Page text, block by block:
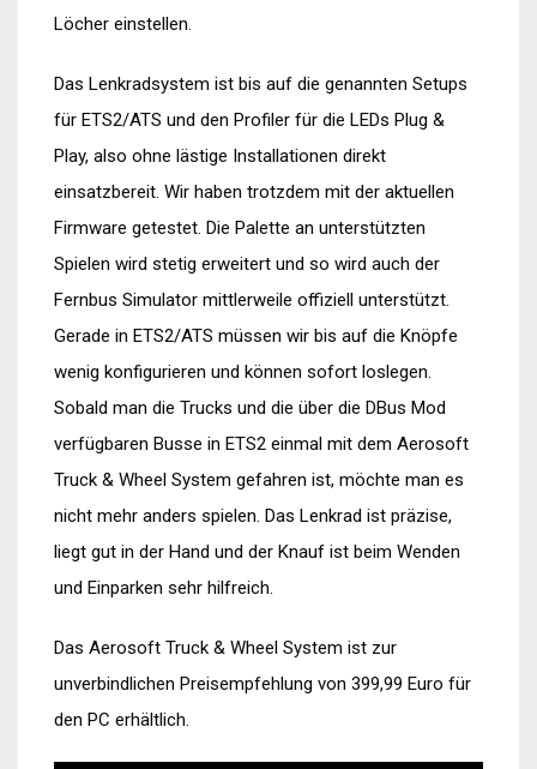
Löcher einstellen.
Das Lenkradsystem ist bis auf die genannten Setups
für ETS2/ATS und den Profiler für die LEDs Plug &
Play, also ohne lästige Installationen direkt
einsatzbereit. Wir haben trotzdem mit der aktuellen
Firmware getestet. Die Palette an unterstützten
Spielen wird stetig erweitert und so wird auch der
Fernbus Simulator mittlerweile offiziell unterstützt.
Gerade in ETS2/ATS müssen wir bis auf die Knöpfe
wenig konfigurieren und können sofort loslegen.
Sobald man die Trucks und die über die DBus Mod
verfügbaren Busse in ETS2 einmal mit dem Aerosoft
Truck & Wheel System gefahren ist, möchte man es
nicht mehr anders spielen. Das Lenkrad ist präzise,
liegt gut in der Hand und der Knauf ist beim Wenden
und Einparken sehr hilfreich.
Das Aerosoft Truck & Wheel System ist zur
unverbindlichen Preisempfehlung von 399,99 Euro für
den PC erhältlich.